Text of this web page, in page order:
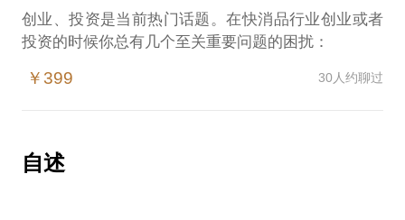
B2C、C2C、互联网O2O、银行电信积分商城有中国
人民大学MBA深刻理论学习及企业实操经验，在互联
网市场营销有自己的独到见解和创新手法。相信在这
企业战略规划
创业、投资是当前热门话题。在快消品行业创业或者
投资的时候你总有几个至关重要问题的困扰：
企业产品是否是市场需求、营销信息怎样获取？
计划、执行、控制、团队怎样落实？
投资回报怎样？
￥399 30人约聊过
自述